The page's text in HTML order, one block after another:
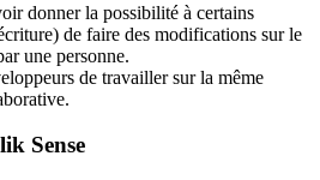
donner la possibilité à certains
de faire des modifications sur le
une personne.
de travailler sur la même
Sense